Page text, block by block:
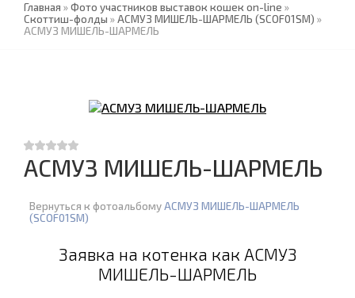
Главная »Фото участников выставок кошек on-line »
Скоттиш-фолды »АСМУЗ МИШЕЛЬ-ШАРМЕЛЬ (SCOF01SM) »
АСМУЗ МИШЕЛЬ-ШАРМЕЛЬ
АСМУЗ МИШЕЛЬ-ШАРМЕЛЬ
Вернуться к фотоальбомуАСМУЗ МИШЕЛЬ-ШАРМЕЛЬ
(SCOF01SM)
Заявка на котенка как АСМУЗ
МИШЕЛЬ-ШАРМЕЛЬ